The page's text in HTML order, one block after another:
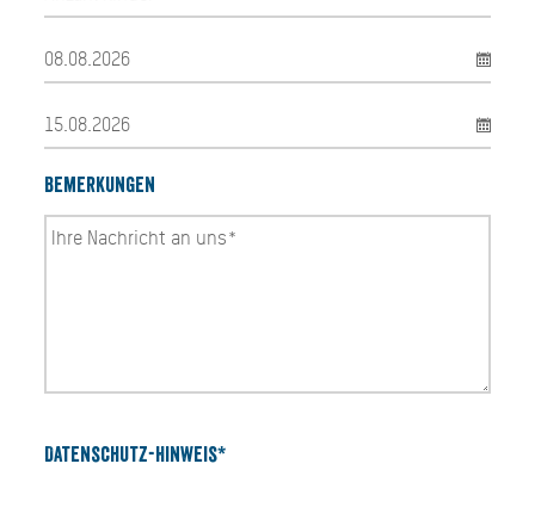
Bemerkungen
Datenschutz-Hinweis*